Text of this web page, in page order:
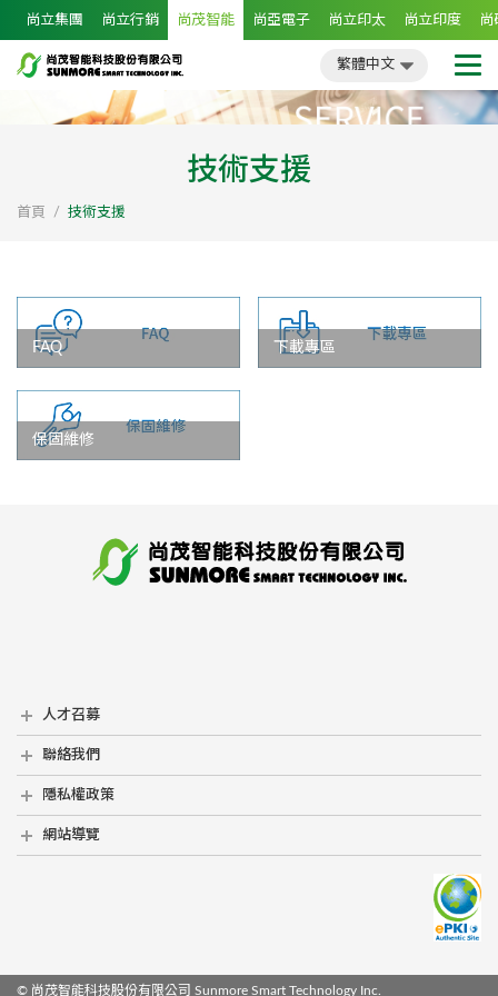
尚立集團 尚立行銷 尚茂智能 尚亞電子 尚立印太 尚立印度 尚
繁體中文
技術支援
首頁 技術支援
FAQ 下載專區
保固維修
人才召募
人才召募
聯絡我們
聯絡我們
隱私權政策
隱私權政策
網站導覽
網站導覽
© 尚茂智能科技股份有限公司 Sunmore Smart Technology Inc.